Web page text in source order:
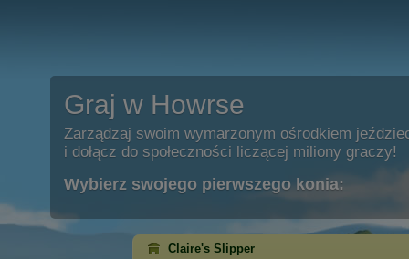
Graj w Howrse
Zarządzaj swoim wymarzonym ośrodkiem
i dołącz do społeczności liczącej miliony graczy!
Wybierz swojego pierwszego konia:
Clаirе's Slippеr